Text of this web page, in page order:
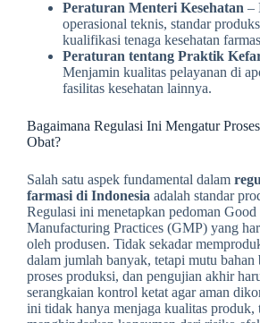
Peraturan Menteri Kesehatan –
operasional teknis, standar
kualifikasi tenaga kesehatan
Peraturan tentang Praktik
Menjamin kualitas pelayanan di
fasilitas kesehatan lainnya.
Bagaimana Regulasi Ini Mengatur
Obat?
Salah satu aspek fundamental dalam
farmasi di Indonesia adalah standar
Regulasi ini menetapkan pedoman Good
Manufacturing Practices (GMP) yang
oleh produsen. Tidak sekadar
dalam jumlah banyak, tetapi mutu bahan
proses produksi, dan pengujian akhir
serangkaian kontrol ketat agar aman
ini tidak hanya menjaga kualitas produk,